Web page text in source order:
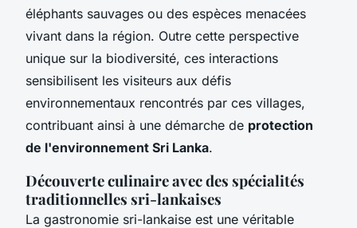
éléphants sauvages ou des espèces menacées
vivant dans la région. Outre cette perspective
unique sur la biodiversité, ces interactions
sensibilisent les visiteurs aux défis
environnementaux rencontrés par ces villages,
contribuant ainsi à une démarche de protection
de l'environnement Sri Lanka.
Découverte culinaire avec des spécialités
traditionnelles sri-lankaises
La gastronomie sri-lankaise est une véritable